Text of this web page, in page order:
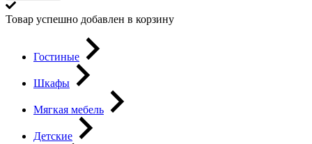
Товар успешно добавлен в корзину
Гостиные
Шкафы
Мягкая мебель
Детские